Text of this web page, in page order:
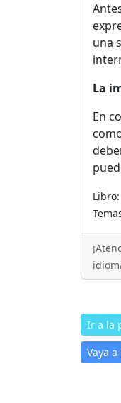
una
La
En
Ir a la
Vaya